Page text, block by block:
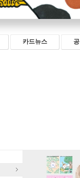
카드뉴스